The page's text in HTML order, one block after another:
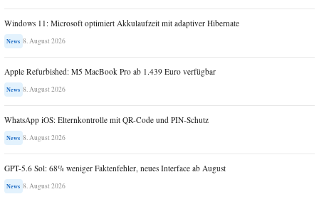
Windows 11: Microsoft optimiert Akkulaufzeit mit adaptiver Hibernate
News 8. August 2026
Apple Refurbished: M5 MacBook Pro ab 1.439 Euro verfügbar
News 8. August 2026
WhatsApp iOS: Elternkontrolle mit QR-Code und PIN-Schutz
News 8. August 2026
GPT-5.6 Sol: 68% weniger Faktenfehler, neues Interface ab August
News 8. August 2026